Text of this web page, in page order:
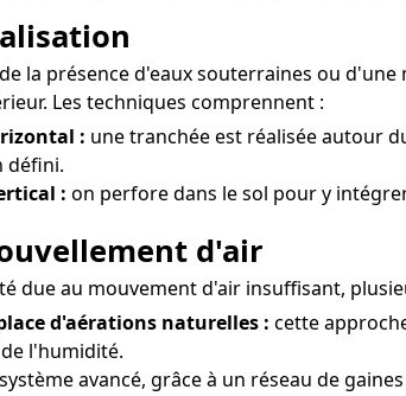
la présence d'eaux souterraines ou
Les techniques comprennent :
: une tranchée est réalisée autour
défini.
: on perfore dans le sol pour y
d'air
due au mouvement d'air insuffisant,
d'aérations naturelles : cette
l'humidité.
avancé, grâce à un réseau de